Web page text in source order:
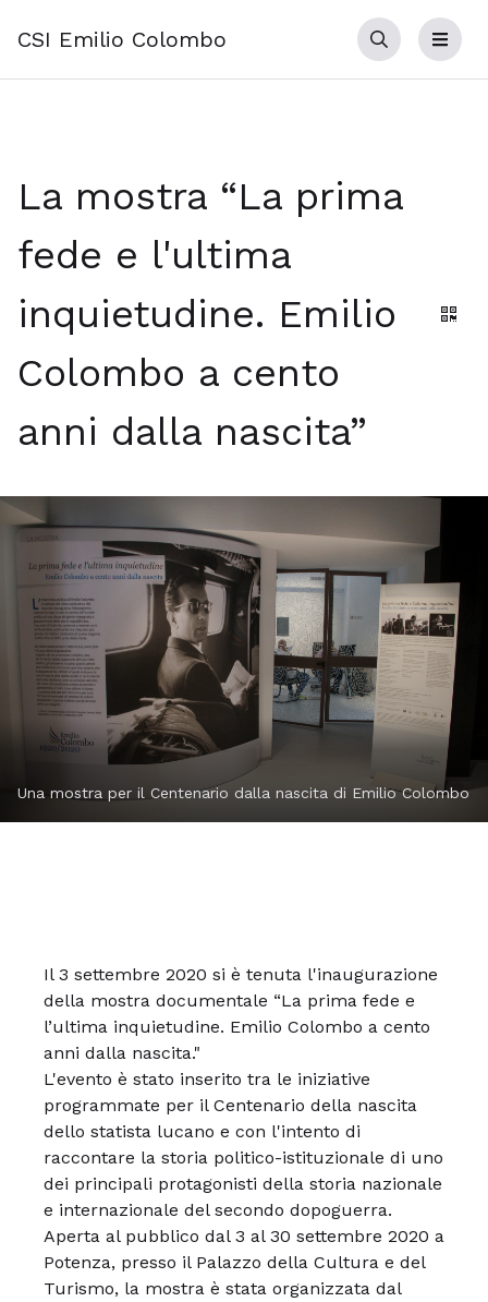
CSI Emilio Colombo Cerca Menu
La mostra “La prima
fede e l'ultima
inquietudine. Emilio
Colombo a cento
anni dalla nascita”
Una mostra per il Centenario dalla nascita di Emilio Colombo
Il 3 settembre 2020 si è tenuta l'inaugurazione
della mostra documentale “La prima fede e
l’ultima inquietudine. Emilio Colombo a cento
anni dalla nascita."
L'evento è stato inserito tra le iniziative
programmate per il Centenario della nascita
dello statista lucano e con l'intento di
raccontare la storia politico-istituzionale di uno
dei principali protagonisti della storia nazionale
e internazionale del secondo dopoguerra.
Aperta al pubblico dal 3 al 30 settembre 2020 a
Potenza, presso il Palazzo della Cultura e del
Turismo, la mostra è stata organizzata dal